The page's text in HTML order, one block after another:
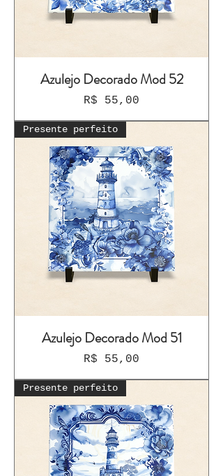
Azulejo Decorado Mod 52
Preço
R$ 55,00
Presente perfeito
Azulejo Decorado Mod 51
Preço
R$ 55,00
Presente perfeito